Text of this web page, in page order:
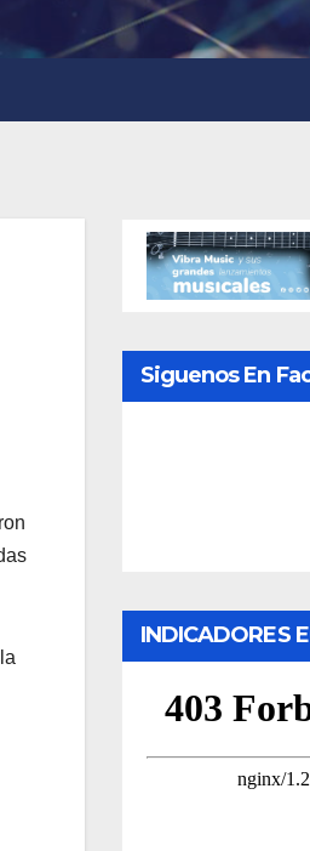
Siguenos En
INDICADORES